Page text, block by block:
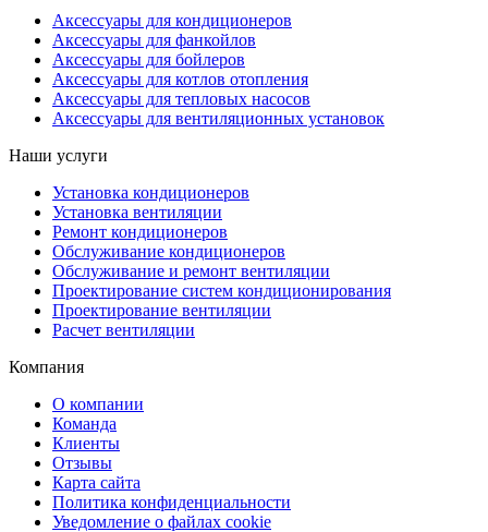
Аксессуары для кондиционеров
Аксессуары для фанкойлов
Аксессуары для бойлеров
Аксессуары для котлов отопления
Аксессуары для тепловых насосов
Аксессуары для вентиляционных установок
Наши услуги
Установка кондиционеров
Установка вентиляции
Ремонт кондиционеров
Обслуживание кондиционеров
Обслуживание и ремонт вентиляции
Проектирование систем кондиционирования
Проектирование вентиляции
Расчет вентиляции
Компания
О компании
Команда
Клиенты
Отзывы
Карта сайта
Политика конфиденциальности
Уведомление о файлах cookie